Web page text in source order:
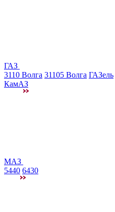
ГАЗ
3110 Волга 31105 Волга ГАЗель
КамАЗ
МАЗ
5440 6430